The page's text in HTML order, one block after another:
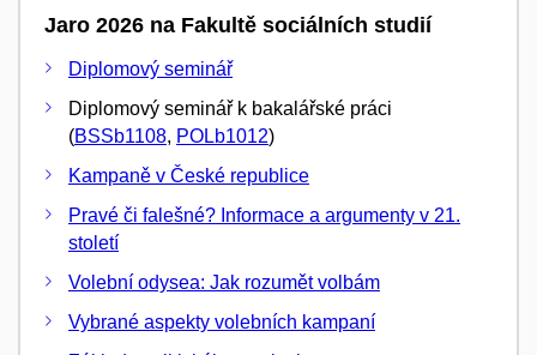
Jaro 2026 na Fakultě sociálních studií
Diplomový seminář
Diplomový seminář k bakalářské práci
(BSSb1108, POLb1012)
Kampaně v České republice
Pravé či falešné? Informace a argumenty v 21.
století
Volební odysea: Jak rozumět volbám
Vybrané aspekty volebních kampaní